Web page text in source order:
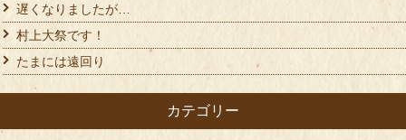
遅くなりましたが…
村上大祭です！
たまには遠回り
カテゴリー